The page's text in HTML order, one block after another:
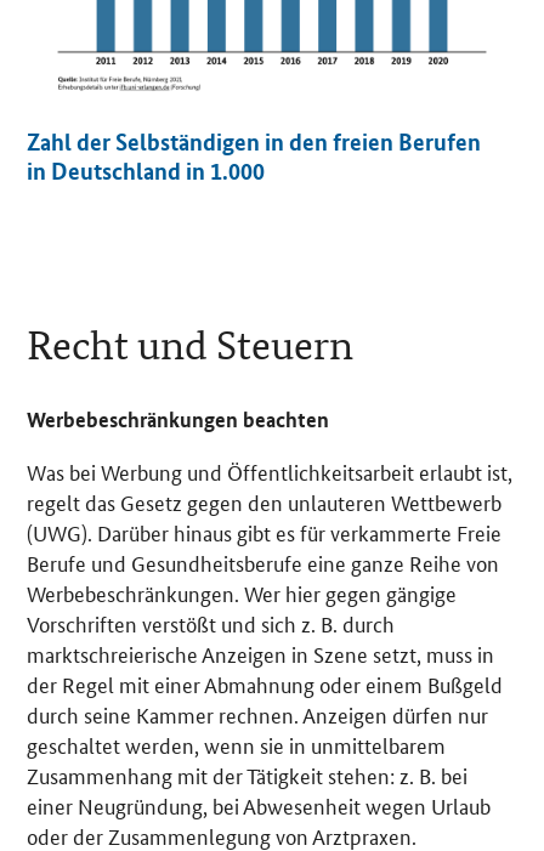
Zahl der Selbständigen in den freien Berufen
in Deutschland in 1.000
e
l
Recht und Steuern
Werbebeschränkungen beachten
Was bei Werbung und Öffentlichkeitsarbeit erlaubt ist,
regelt das Gesetz gegen den unlauteren Wettbewerb
(UWG). Darüber hinaus gibt es für verkammerte Freie
Berufe und Gesundheitsberufe eine ganze Reihe von
Werbebeschränkungen. Wer hier gegen gängige
Vorschriften verstößt und sich z. B. durch
marktschreierische Anzeigen in Szene setzt, muss in
der Regel mit einer Abmahnung oder einem Bußgeld
durch seine Kammer rechnen. Anzeigen dürfen nur
geschaltet werden, wenn sie in unmittelbarem
Zusammenhang mit der Tätigkeit stehen: z. B. bei
einer Neugründung, bei Abwesenheit wegen Urlaub
oder der Zusammenlegung von Arztpraxen.